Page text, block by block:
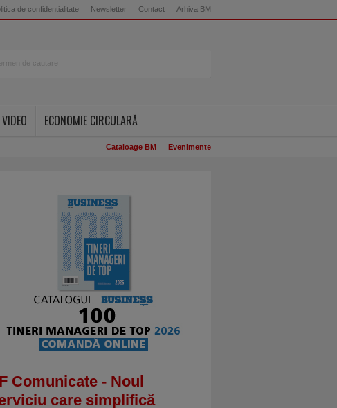
de confidentialitate Newsletter Contact Arhiva BM
VIDEO
ECONOMIE CIRCULARĂ
Cataloage BM Evenimente
Comunicate - Noul
care simplifică